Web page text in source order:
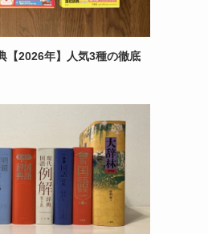
【2026年】人気3種の徹底